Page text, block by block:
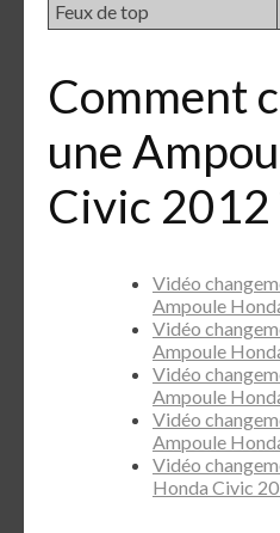
Feux de top
Comment
une
Civic 2012
Vidéo
Ampoule
Vidéo
Ampoule
Vidéo
Ampoule
Vidéo
Ampoule
Vidéo
Honda Civic